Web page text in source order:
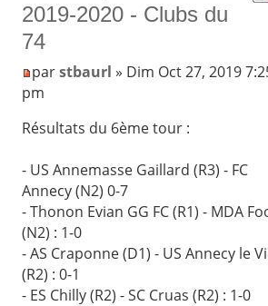
2019-2020 - Clubs du
74
parstbaurl » Dim Oct 27, 2019
pm
Résultats du 6ème tour :
- US Annemasse Gaillard (R3) - FC
Annecy (N2) 0-7
- Thonon Evian GG FC (R1) - MDA
(N2) : 1-0
- AS Craponne (D1) - US Annecy le
(R2) : 0-1
- ES Chilly (R2) - SC Cruas (R2) : 1-0